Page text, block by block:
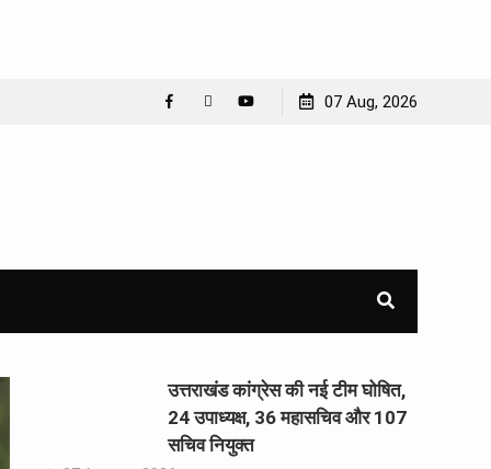
07 Aug, 2026
उत्तराखंड कांग्रेस की नई टीम घोषित,
24 उपाध्यक्ष, 36 महासचिव और 107
सचिव नियुक्त